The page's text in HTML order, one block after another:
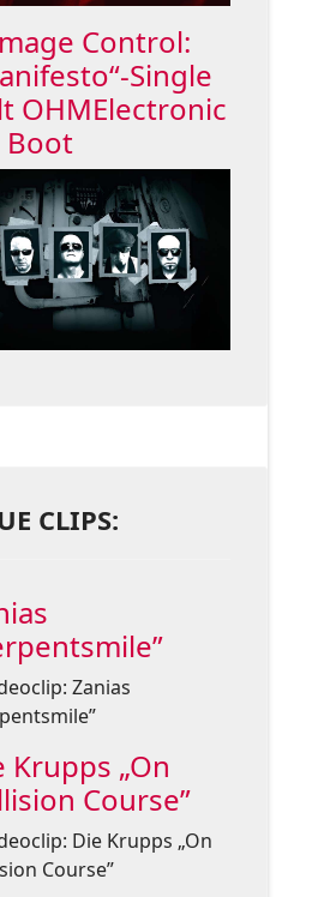
Control:
Single
OHMElectronic
Boot
CLIPS:
Krupps „On
Course”